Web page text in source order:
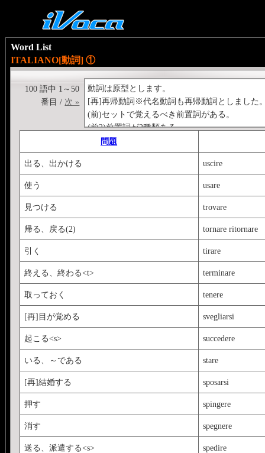
Word List
ITALIANO[動詞] ①
動詞は原型とします。
[再]再帰動詞※代名動詞も再帰動詞としました
(前)セットで覚えるべき前置詞がある。
(前2)前置詞が2種類ある。
(成)成句表現
(2)同じ意味の動詞が2個ある。
<>の中のアルファベットは単語の頭文字。※
100 語中 1～50
番目 / 次 »
問題
出る、出かける uscire
使う usare
見つける trovare
帰る、戻る(2) tornare ritornare
引く tirare
終える、終わる<t> terminare
取っておく tenere
[再]目が覚める svegliarsi
起こる<s> succedere
いる、～である stare
[再]結婚する sposarsi
押す spingere
消す spegnere
送る、派遣する<s> spedire